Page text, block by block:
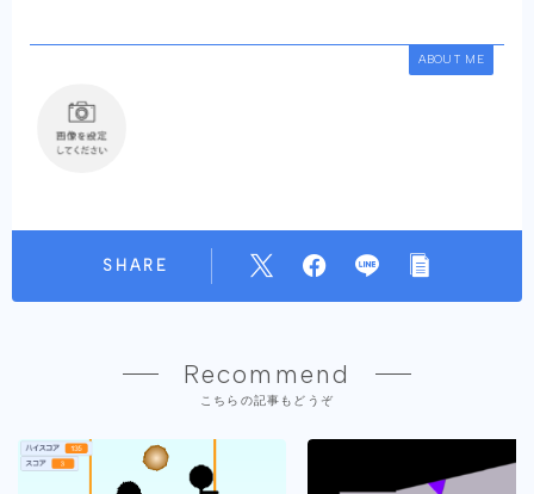
ABOUT ME
SHARE
Recommend
こちらの記事もどうぞ